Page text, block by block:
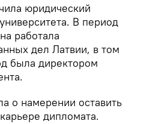
юридический
В период
работала
дел Латвии, в том
была директором
о намерении оставить
дипломата.